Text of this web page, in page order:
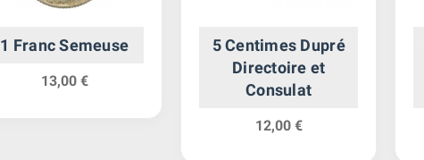
1 Franc Semeuse
13,00 €
5 Centimes Dupré
Directoire et
Consulat
12,00 €